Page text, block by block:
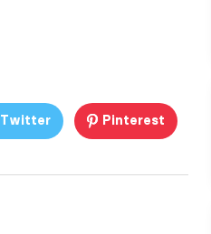
Twitter Pinterest